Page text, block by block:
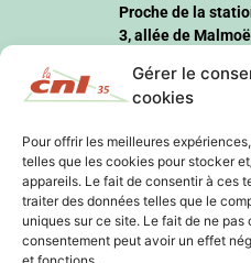
Gérer le
cookies
Pour offrir les meilleures
telles que les cookies pour stocker
appareils. Le fait de consentir à ces
traiter des données telles que le
uniques sur ce site. Le fait de ne pas
consentement peut avoir un effet
Proche de la
3, allée de
Les lundis,
Les jeudis et